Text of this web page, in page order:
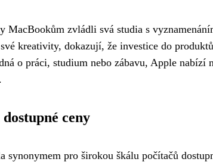
MacBookům zvládli svá studia s
kreativity, dokazují, že investice do
o práci, studium nebo zábavu, Apple nabízí
ceny
synonymem pro širokou škálu počítačů